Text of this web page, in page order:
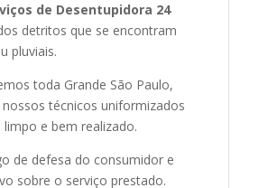
de Desentupidora 24
detritos que se encontram
pluviais.
toda Grande São Paulo,
técnicos uniformizados
e bem realizado.
de defesa do consumidor e
sobre o serviço prestado.